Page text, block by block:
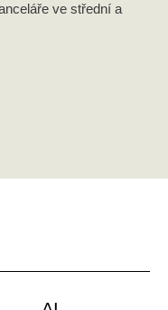
ve střední a